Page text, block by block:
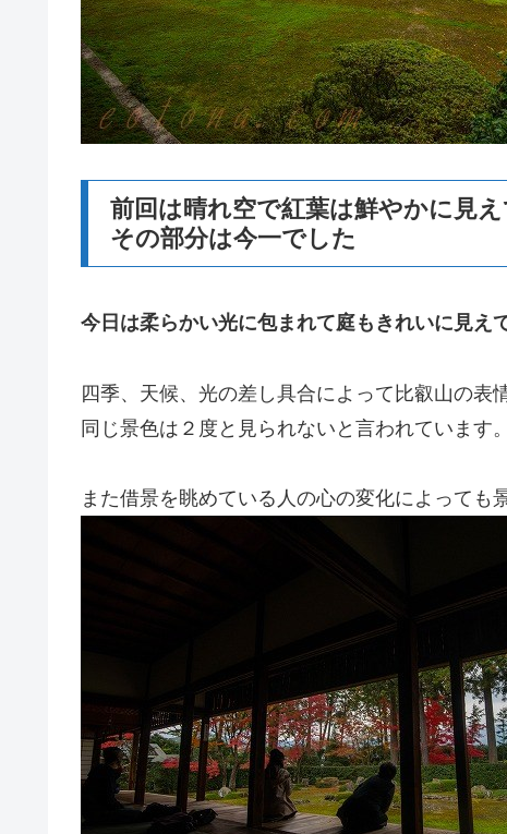
前回は晴れ空で紅葉は鮮やかに見
その部分は今一でした
今日は柔らかい光に包まれて庭もきれいに見え
四季、天候、光の差し具合によって比叡山の表
同じ景色は２度と見られないと言われています。
また借景を眺めている人の心の変化によっても